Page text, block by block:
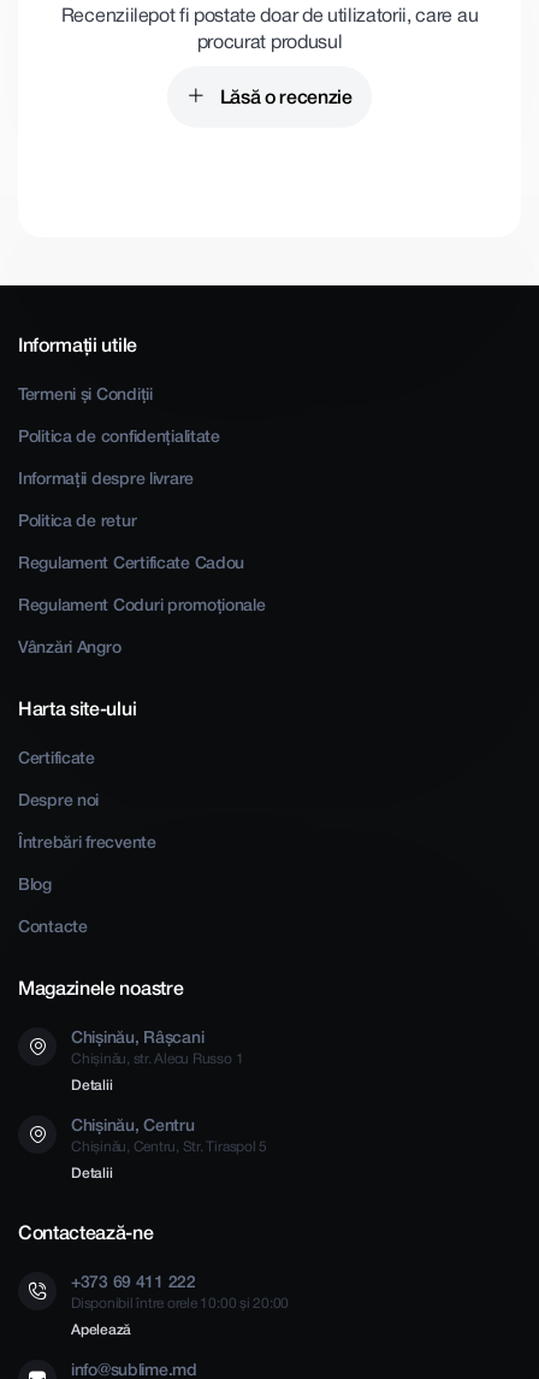
Recenziile pot fi postate doar de utilizatorii, care au
procurat produsul
Lăsă o recenzie
Informații utile
Termeni și Condiții
Politica de confidențialitate
Informații despre livrare
Politica de retur
Regulament Certificate Cadou
Regulament Coduri promoționale
Vânzări Angro
Harta site-ului
Certificate
Despre noi
Întrebări frecvente
Blog
Contacte
Magazinele noastre
Chișinău, Râșcani
Chișinău, str. Alecu Russo 1
Detalii
Chișinău, Centru
Chișinău, Centru, Str. Tiraspol 5
Detalii
Contactează-ne
+373 69 411 222
Disponibil între orele 10:00 și 20:00
Apelează
info@sublime.md